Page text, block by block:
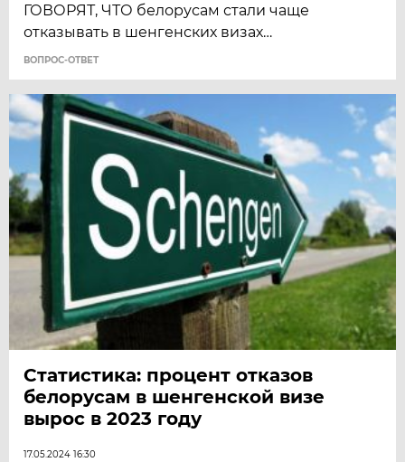
ГОВОРЯТ, ЧТО белорусам стали чаще
отказывать в шенгенских визах…
ВОПРОС-ОТВЕТ
Статистика: процент отказов
белорусам в шенгенской визе
вырос в 2023 году
17.05.2024 16:30